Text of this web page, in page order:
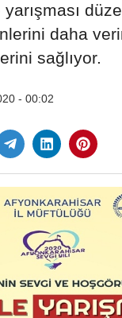
daha
sağlıyor.
- 00:02